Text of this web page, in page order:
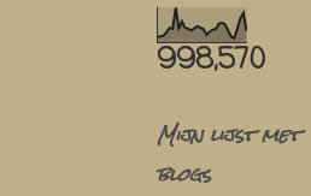
998,570
Mijn lijst met
blogs